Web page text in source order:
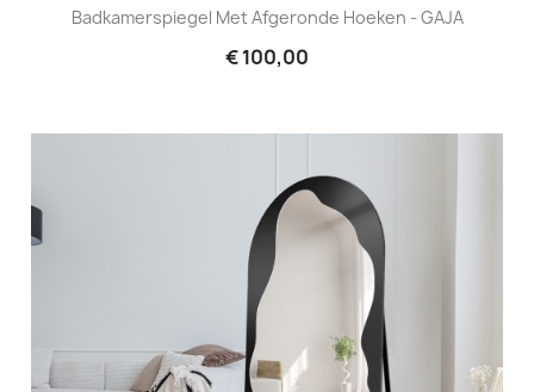
Badkamerspiegel Met Afgeronde Hoeken - GAJA
€ 100,00